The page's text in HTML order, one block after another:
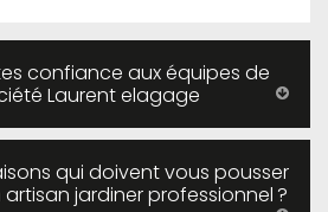
confiance aux équipes de
Laurent elagage
qui doivent vous pousser
jardiner professionnel ?